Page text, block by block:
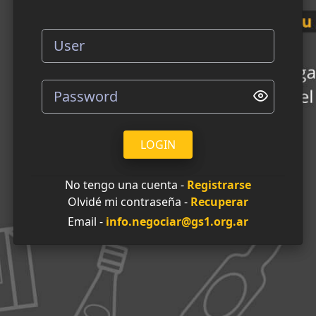
LOGIN
No tengo una cuenta - Registrarse
Olvidé mi contraseña - Recuperar
Email - info.negociar@gs1.org.ar